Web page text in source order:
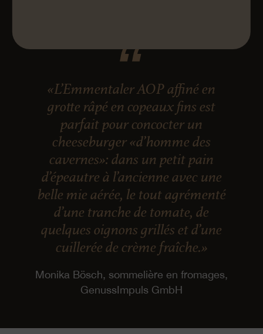
«L’Emmentaler AOP affiné en
grotte râpé en copeaux fins est
parfait pour concocter un
cheeseburger «d’homme des
cavernes»: dans un petit pain
d’épeautre à l’ancienne avec une
belle mie aérée, le tout agrémenté
d’une tranche de tomate, de
quelques oignons grillés et d’une
cuillerée de crème fraîche.»
Monika Bösch, sommelière en fromages,
GenussImpuls GmbH